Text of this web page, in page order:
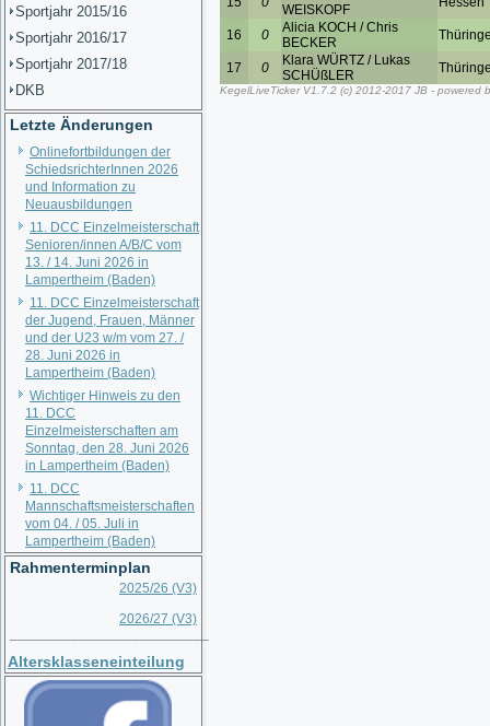
Sportjahr 2015/16
Sportjahr 2016/17
Sportjahr 2017/18
DKB
Letzte Änderungen
Onlinefortbildungen der
SchiedsrichterInnen 2026
und Information zu
Neuausbildungen
11. DCC Einzelmeisterschaft
Senioren/innen A/B/C vom
13. / 14. Juni 2026 in
Lampertheim (Baden)
11. DCC Einzelmeisterschaft
der Jugend, Frauen, Männer
und der U23 w/m vom 27. /
28. Juni 2026 in
Lampertheim (Baden)
Wichtiger Hinweis zu den
11. DCC
Einzelmeisterschaften am
Sonntag, den 28. Juni 2026
in Lampertheim (Baden)
11. DCC
Mannschaftsmeisterschaften
vom 04. / 05. Juli in
Lampertheim (Baden)
Rahmenterminplan
2025/26 (V3)
2026/27 (V3)
Altersklasseneinteilung